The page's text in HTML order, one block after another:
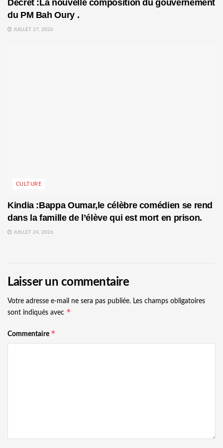
Décret :La nouvelle composition du gouvernement
du PM Bah Oury .
JUILLET 27, 2026
CULTURE
Kindia :Bappa Oumar,le célèbre comédien se rend
dans la famille de l’élève qui est mort en prison.
JUILLET 24, 2026
Laisser un commentaire
Votre adresse e-mail ne sera pas publiée. Les champs obligatoires
sont indiqués avec *
Commentaire *